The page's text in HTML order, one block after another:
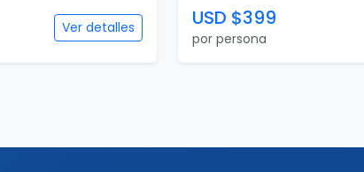
Ver detalles USD $399
por persona